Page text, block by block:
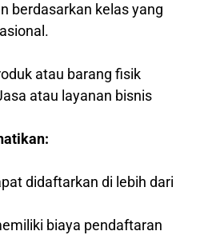
berdasarkan kelas yang
atau barang fisik
atau layanan bisnis
didaftarkan di lebih dari
biaya pendaftaran